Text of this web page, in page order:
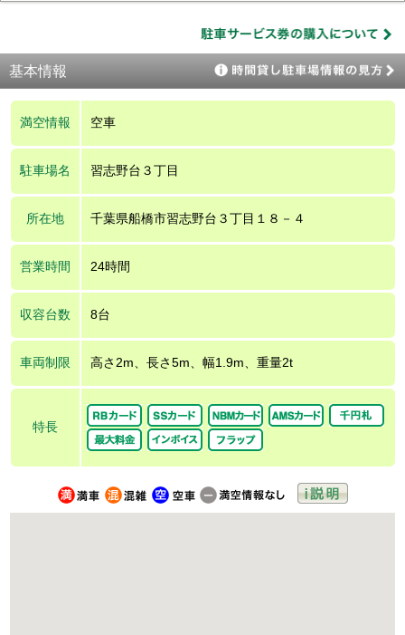
基本情報
満空情報 空車
駐車場名 習志野台３丁目
所在地 千葉県船橋市習志野台３丁目１８－４
営業時間 24時間
収容台数 8台
車両制限 高さ2m、長さ5m、幅1.9m、重量2t
特長